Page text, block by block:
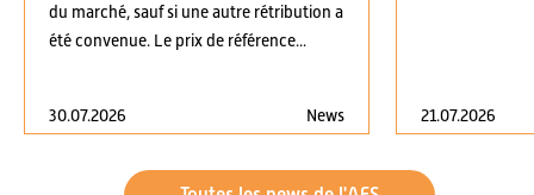
du marché, sauf si une autre rétribution a
été convenue. Le prix de référence...
30.07.2026 News 21.07.2026